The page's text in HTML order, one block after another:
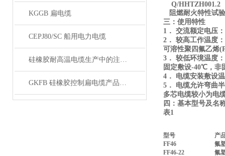
KGGB 扁电缆
CEPJ80/SC 船用电力电缆
硅橡胶耐高温电缆生产中的注意事项
GKFB 硅橡胶控制扁电缆产品特性
Q/HHTZH001.2
阻燃耐火特性试
三：使用特性
1． 交流额定电压
2． 较高工作温度
可溶性聚四氟乙烯
3． 较低环境温度
固定敷设-40℃，非
4． 电缆安装敷设
5． 电缆允许弯曲
多芯电缆较小为电
四：基本型号及名
表1
型号
产
FF46
氟
FF46-22
氟